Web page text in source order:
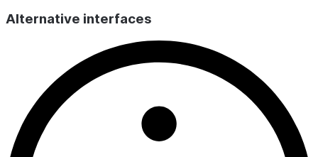
Alternative interfaces